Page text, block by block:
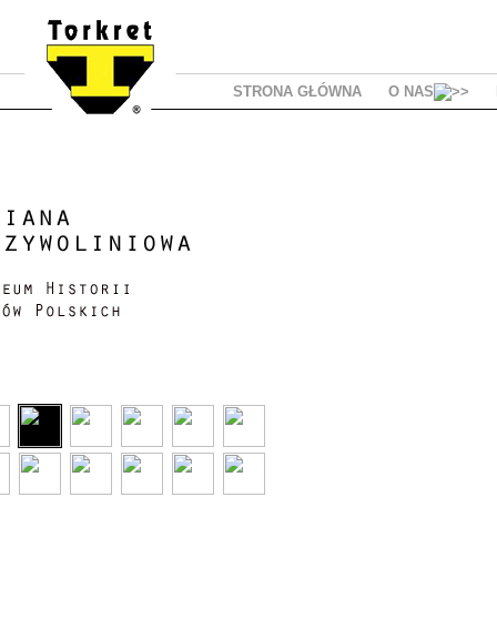
STRONA GŁÓWNA O NAS